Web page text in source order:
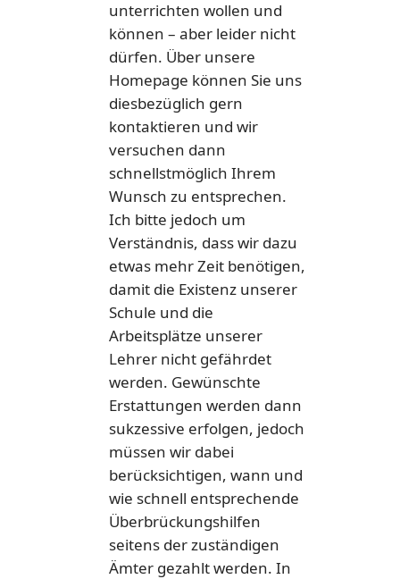
unterrichten wollen und
können – aber leider nicht
dürfen. Über unsere
Homepage können Sie uns
diesbezüglich gern
kontaktieren und wir
versuchen dann
schnellstmöglich Ihrem
Wunsch zu entsprechen.
Ich bitte jedoch um
Verständnis, dass wir dazu
etwas mehr Zeit benötigen,
damit die Existenz unserer
Schule und die
Arbeitsplätze unserer
Lehrer nicht gefährdet
werden. Gewünschte
Erstattungen werden dann
sukzessive erfolgen, jedoch
müssen wir dabei
berücksichtigen, wann und
wie schnell entsprechende
Überbrückungshilfen
seitens der zuständigen
Ämter gezahlt werden. In